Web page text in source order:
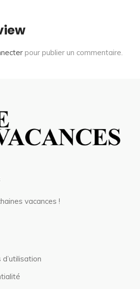
pour publier un commentaire.
vacances !